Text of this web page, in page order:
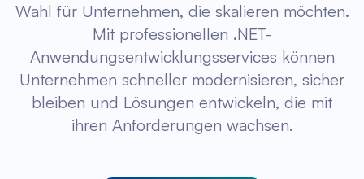
Wahl für Unternehmen, die skalieren möchten.
Mit professionellen .NET-
Anwendungsentwicklungsservices können
Unternehmen schneller modernisieren, sicher
bleiben und Lösungen entwickeln, die mit
ihren Anforderungen wachsen.